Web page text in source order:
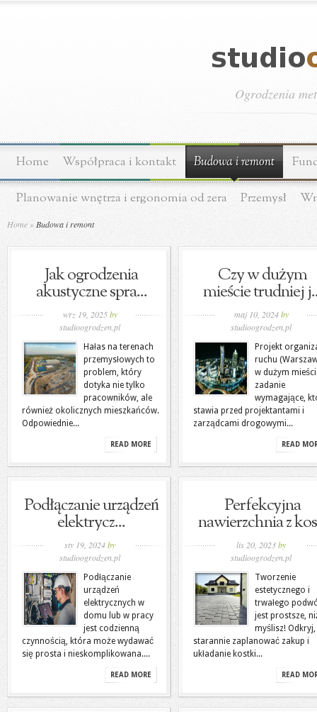
Ogrodzenia
Home Współpraca i kontakt Budowa i remont
Planowanie wnętrza i ergonomia od zera Przemysł
Home » Budowa i remont
Jak ogrodzenia
akustyczne spra...
wrz 19, 2025by
studioogrodzen.pl
Hałas na terenach
przemysłowych to
problem, który
dotyka nie tylko
pracowników, ale
również okolicznych mieszkańców.
Odpowiednie...
READ MORE
Czy w dużym
mieście trudniej
maj 10, 2024by
studioogrodzen.pl
Projekt
ruchu
w dużym
zadanie
wymagające,
stawia przed projektantami i
zarządcami drogowymi...
READ
Podłączanie urządzeń
elektrycz...
sty 19, 2024by
studioogrodzen.pl
Podłączanie
urządzeń
elektrycznych w
domu lub w pracy
jest codzienną
czynnością, która może wydawać
się prosta i nieskomplikowana....
READ MORE
Perfekcyjna
nawierzchnia z
lis 20, 2023by
studioogrodzen.pl
Tworzenie
estetycznego i
trwałego
jest prostsze,
myślisz!
starannie zaplanować zakup i
układanie kostki...
READ